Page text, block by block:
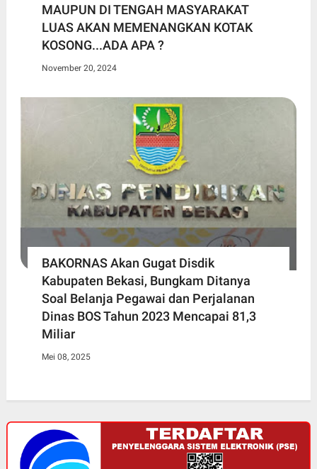
MAUPUN DI TENGAH MASYARAKAT
LUAS AKAN MEMENANGKAN KOTAK
KOSONG...ADA APA ?
November 20, 2024
BAKORNAS Akan Gugat Disdik
Kabupaten Bekasi, Bungkam Ditanya
Soal Belanja Pegawai dan Perjalanan
Dinas BOS Tahun 2023 Mencapai 81,3
Miliar
Mei 08, 2025